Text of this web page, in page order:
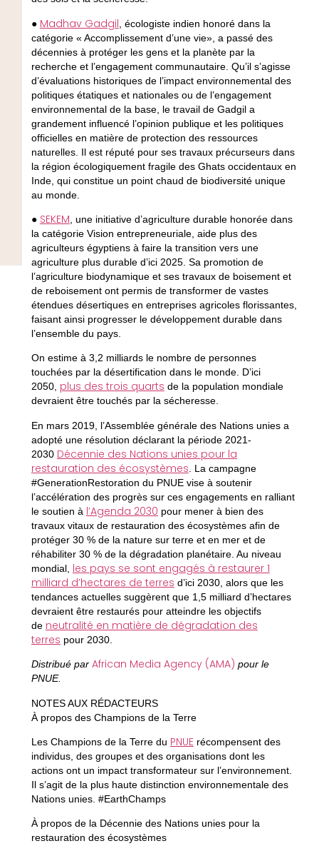
● Madhav Gadgil , écologiste indien honoré dans la
catégorie « Accomplissement d’une vie», a passé des
décennies à protéger les gens et la planète par la
recherche et l’engagement communautaire. Qu’il s’agisse
d’évaluations historiques de l’impact environnemental des
politiques étatiques et nationales ou de l’engagement
environnemental de la base, le travail de Gadgil a
grandement influencé l’opinion publique et les politiques
officielles en matière de protection des ressources
naturelles. Il est réputé pour ses travaux précurseurs dans
la région écologiquement fragile des Ghats occidentaux en
Inde, qui constitue un point chaud de biodiversité unique
au monde.
● SEKEM , une initiative d’agriculture durable honorée dans
la catégorie Vision entrepreneuriale, aide plus des
agriculteurs égyptiens à faire la transition vers une
agriculture plus durable d’ici 2025. Sa promotion de
l’agriculture biodynamique et ses travaux de boisement et
de reboisement ont permis de transformer de vastes
étendues désertiques en entreprises agricoles florissantes,
faisant ainsi progresser le développement durable dans
l’ensemble du pays.
On estime à 3,2 milliards le nombre de personnes
touchées par la désertification dans le monde. D’ici
2050, plus des trois quarts de la population mondiale
devraient être touchés par la sécheresse.
En mars 2019, l’Assemblée générale des Nations unies a
adopté une résolution déclarant la période 2021-
2030 Décennie des Nations unies pour la
restauration des écosystèmes . La campagne
#GenerationRestoration du PNUE vise à soutenir
l’accélération des progrès sur ces engagements en ralliant
le soutien à l’Agenda 2030 pour mener à bien des
travaux vitaux de restauration des écosystèmes afin de
protéger 30 % de la nature sur terre et en mer et de
réhabiliter 30 % de la dégradation planétaire. Au niveau
mondial, les pays se sont engagés à restaurer 1
milliard d’hectares de terres d’ici 2030, alors que les
tendances actuelles suggèrent que 1,5 milliard d’hectares
devraient être restaurés pour atteindre les objectifs
de neutralité en matière de dégradation des
terres pour 2030.
Distribué par African Media Agency (AMA) pour le
PNUE.
NOTES AUX RÉDACTEURS
À propos des Champions de la Terre
Les Champions de la Terre du PNUErécompensent des
individus, des groupes et des organisations dont les
actions ont un impact transformateur sur l’environnement.
Il s’agit de la plus haute distinction environnementale des
Nations unies. #EarthChamps
À propos de la Décennie des Nations unies pour la
restauration des écosystèmes